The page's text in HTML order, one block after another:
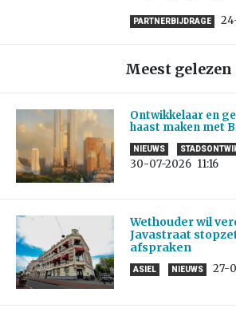
PARTNERBIJDRAGE
Meest gelezen
Ontwikkelaar en
haast maken met
NIEUWS
30-07-2026 11:16
Wethouder wil
Javastraat
afspraken
ASIEL NIEUWS 27-